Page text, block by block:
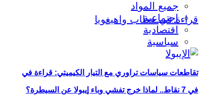
تقاطعات سياسات تراوري مع التيار الكيميتي: قراءة في
جميع المواد
اجتماعية
اقتصادية
سياسية
في 7 نقاط.. لماذا خرج تفشي وباء إيبولا عن السيطرة؟